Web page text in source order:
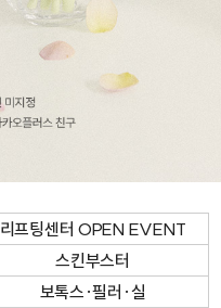
리프팅센터 OPEN EVENT
스킨부스터
보톡스·필러·실